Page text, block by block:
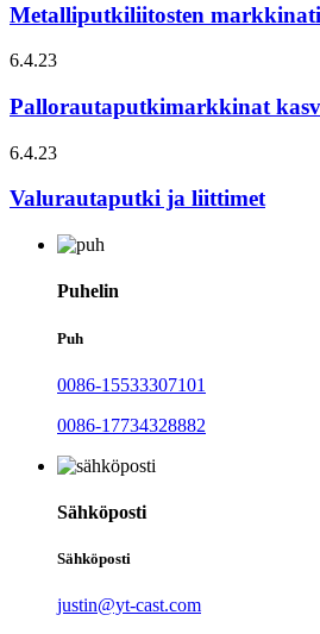
Metalliputkiliitosten
6.4.23
Pallorautaputkimarkkinat
6.4.23
Valurautaputki ja liittimet
Puhelin
Puh
0086-15533307101
0086-17734328882
Sähköposti
Sähköposti
justin@yt-cast.com